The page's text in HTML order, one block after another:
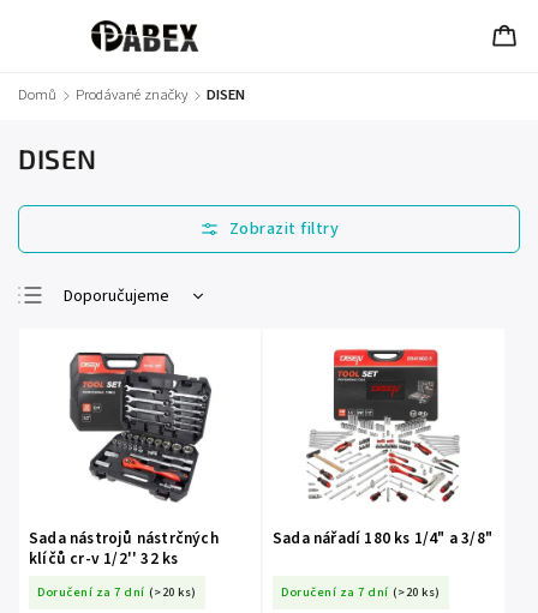
Domů / Prodávané značky / DISEN
DISEN
Doporučujeme
Nejdražší
Nejprodávanější
Abecedně
Sada nástrojů nástrčných
klíčů cr-v 1/2'' 32 ks
Doručení za 7 dní (>20 ks)
Sada nářadí 180 ks 1/4" a 3/8"
Doručení za 7 dní (>20 ks)